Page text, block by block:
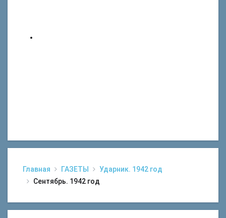
Главная ГАЗЕТЫ
Ударник. 1942 год
Сентябрь. 1942 год